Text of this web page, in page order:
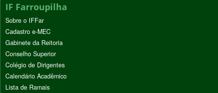
IF Farroupilha
Sobre o IFFar
Cadastro e-MEC
Gabinete da Reitoria
Conselho Superior
Colégio de Dirigentes
Calendário Acadêmico
Lista de Ramais